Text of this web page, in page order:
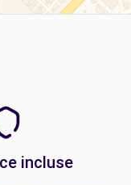
incluse